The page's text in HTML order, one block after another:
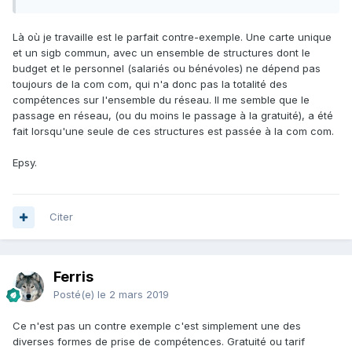
Là où je travaille est le parfait contre-exemple. Une carte unique
et un sigb commun, avec un ensemble de structures dont le
budget et le personnel (salariés ou bénévoles) ne dépend pas
toujours de la com com, qui n'a donc pas la totalité des
compétences sur l'ensemble du réseau. Il me semble que le
passage en réseau, (ou du moins le passage à la gratuité), a été
fait lorsqu'une seule de ces structures est passée à la com com.
Epsy.
Citer
Ferris
Posté(e) le 2 mars 2019
Ce n'est pas un contre exemple c'est simplement une des
diverses formes de prise de compétences. Gratuité ou tarif